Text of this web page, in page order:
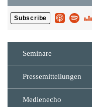
Seminare
Pressemitteilungen
Medienecho